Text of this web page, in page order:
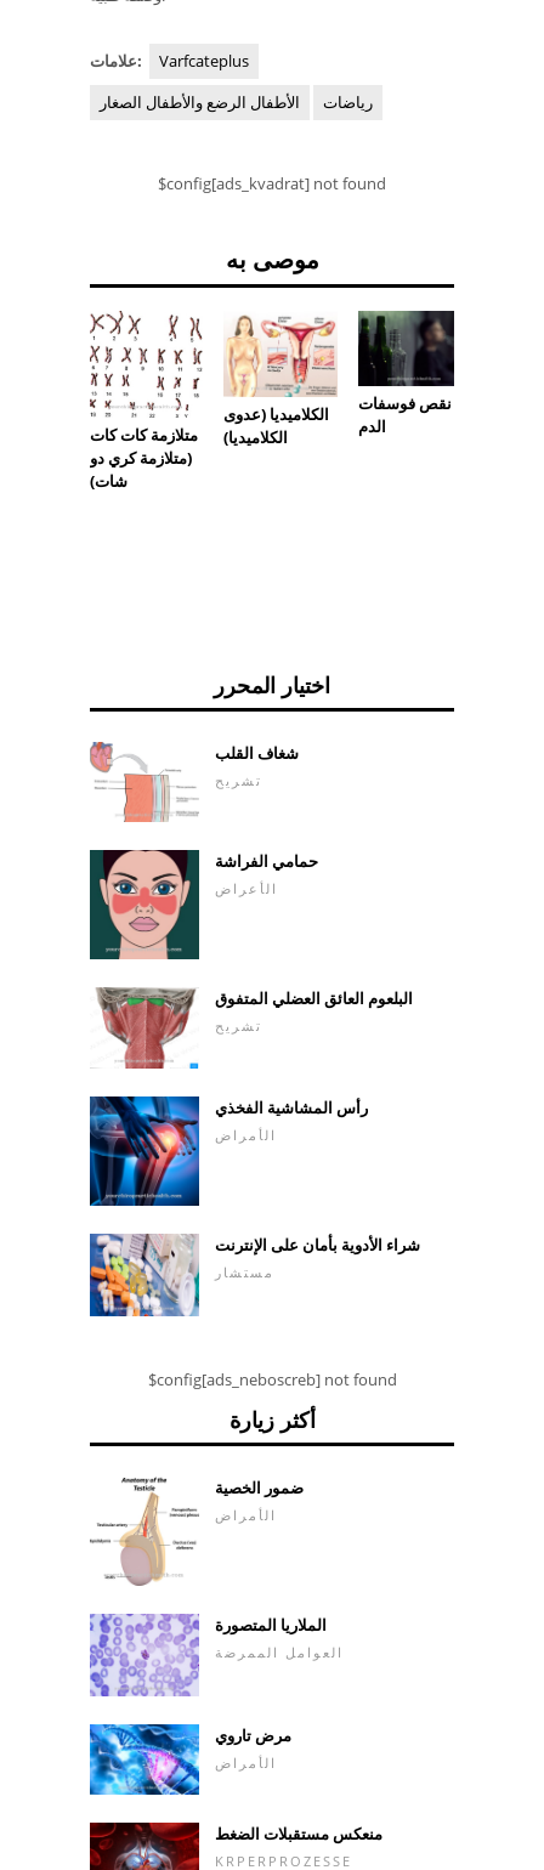
علامات:
Varfcateplus
الأطفال الرضع والأطفال الصغار
رياضات
$config[ads_kvadrat] not found
موصى به
متلازمة كات كات
(متلازمة كري دو
شات)
الكلاميديا ​​(عدوى
الكلاميديا)
نقص فوسفات
الدم
اختيار المحرر
شغاف القلب
تشريح
حمامي الفراشة
الأعراض
البلعوم العائق العضلي المتفوق
تشريح
رأس المشاشية الفخذي
الأمراض
شراء الأدوية بأمان على الإنترنت
مستشار
$config[ads_neboscreb] not found
أكثر زيارة
ضمور الخصية
الأمراض
الملاريا المتصورة
العوامل الممرضة
مرض تاروي
الأمراض
منعكس مستقبلات الضغط
KRPERPROZESSE